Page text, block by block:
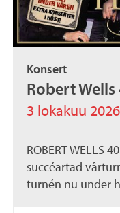
Konsert
Robert
3 lokakuu 2026
ROBERT WELLS
succéartad
turnén nu under